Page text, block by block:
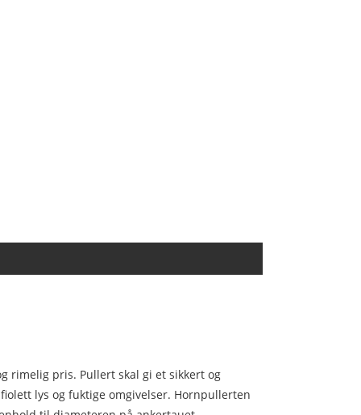
rimelig pris. Pullert skal gi et sikkert og
lys og fuktige omgivelser. Hornpullerten